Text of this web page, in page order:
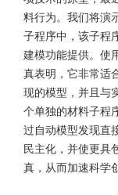
料行为。我们将演
子程序中，该子程
建模功能提供。使
真表明，它非常适
现的模型，并且与
个单独的材料子程
过自动模型发现直
民主化，并使更具
真，从而加速科学